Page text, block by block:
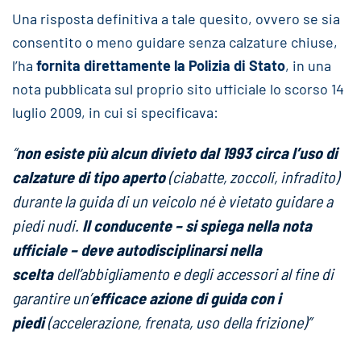
Una risposta definitiva a tale quesito, ovvero se sia
consentito o meno guidare senza calzature chiuse,
l’ha fornita direttamente la Polizia di Stato, in una
nota pubblicata sul proprio sito ufficiale lo scorso 14
luglio 2009, in cui si specificava:
“non esiste più alcun divieto dal 1993 circa l’uso di
calzature di tipo aperto(ciabatte, zoccoli, infradito)
durante la guida di un veicolo né è vietato guidare a
piedi nudi. Il conducente – si spiega nella nota
ufficiale – deve autodisciplinarsi nella
sceltadell’abbigliamento e degli accessori al fine di
garantire un’efficace azione di guida con i
piedi(accelerazione, frenata, uso della frizione)”